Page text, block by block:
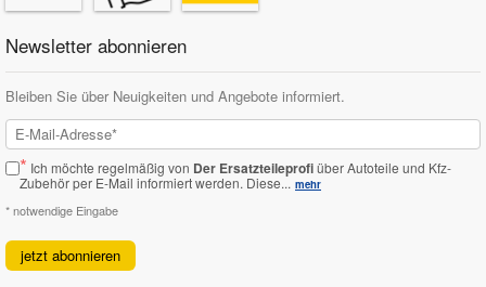
Newsletter abonnieren
Bleiben Sie über Neuigkeiten und Angebote informiert.
* Ich möchte regelmäßig von Der Ersatzteileprofiüber Autoteile und Kfz-
Zubehör per E-Mail informiert werden. Diese... mehr
* notwendige Eingabe
jetzt abonnieren